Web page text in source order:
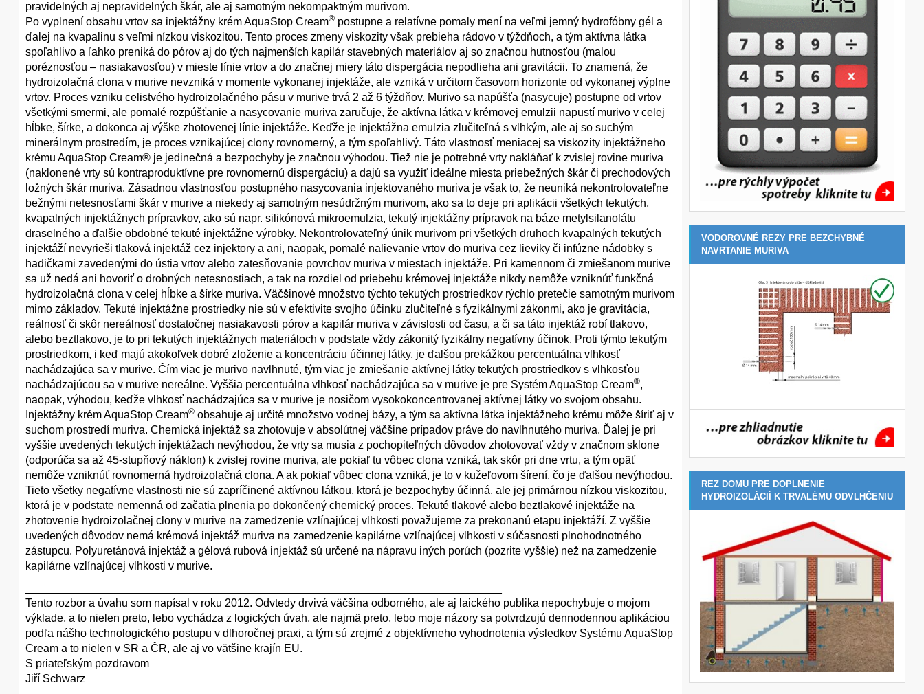
pravidelných aj nepravidelných škár, ale aj samotným nekompaktným murivom.
Po vyplnení obsahu vrtov sa injektážny krém AquaStop Cream® postupne a relatívne pomaly mení na veľmi jemný hydrofóbny gél a
ďalej na kvapalinu s veľmi nízkou viskozitou. Tento proces zmeny viskozity však prebieha rádovo v týždňoch, a tým aktívna látka
spoľahlivo a ľahko preniká do pórov aj do tých najmenších kapilár stavebných materiálov aj so značnou hutnosťou (malou
poréznosťou – nasiakavosťou) v mieste línie vrtov a do značnej miery táto dispergácia nepodlieha ani gravitácii. To znamená, že
hydroizolačná clona v murive nevzniká v momente vykonanej injektáže, ale vzniká v určitom časovom horizonte od vykonanej výplne
vrtov. Proces vzniku celistvého hydroizolačného pásu v murive trvá 2 až 6 týždňov. Murivo sa napúšťa (nasycuje) postupne od vrtov
všetkými smermi, ale pomalé rozpúšťanie a nasycovanie muriva zaručuje, že aktívna látka v krémovej emulzii napustí murivo v celej
hĺbke, šírke, a dokonca aj výške zhotovenej línie injektáže. Keďže je injektážna emulzia zlučiteľná s vlhkým, ale aj so suchým
minerálnym prostredím, je proces vznikajúcej clony rovnomerný, a tým spoľahlivý. Táto vlastnosť meniacej sa viskozity injektážneho
krému AquaStop Cream® je jedinečná a bezpochyby je značnou výhodou. Tiež nie je potrebné vrty nakláňať k zvislej rovine muriva
(naklonené vrty sú kontraproduktívne pre rovnomernú dispergáciu) a dajú sa využiť ideálne miesta priebežných škár či prechodových
ložných škár muriva. Zásadnou vlastnosťou postupného nasycovania injektovaného muriva je však to, že neuniká nekontrolovateľne
bežnými netesnosťami škár v murive a niekedy aj samotným nesúdržným murivom, ako sa to deje pri aplikácii všetkých tekutých,
kvapalných injektážnych prípravkov, ako sú napr. silikónová mikroemulzia, tekutý injektážny prípravok na báze metylsilanolátu
draselného a ďalšie obdobné tekuté injektážne výrobky. Nekontrolovateľný únik murivom pri všetkých druhoch kvapalných tekutých
injektáží nevyrieši tlaková injektáž cez injektory a ani, naopak, pomalé nalievanie vrtov do muriva cez lieviky či infúzne nádobky s
hadičkami zavedenými do ústia vrtov alebo zatesňovanie povrchov muriva v miestach injektáže. Pri kamennom či zmiešanom murive
sa už nedá ani hovoriť o drobných netesnostiach, a tak na rozdiel od priebehu krémovej injektáže nikdy nemôže vzniknúť funkčná
hydroizolačná clona v celej hĺbke a šírke muriva. Väčšinové množstvo týchto tekutých prostriedkov rýchlo pretečie samotným murivom
mimo základov. Tekuté injektážne prostriedky nie sú v efektivite svojho účinku zlučiteľné s fyzikálnymi zákonmi, ako je gravitácia,
reálnosť či skôr nereálnosť dostatočnej nasiakavosti pórov a kapilár muriva v závislosti od času, a či sa táto injektáž robí tlakovo,
alebo beztlakovo, je to pri tekutých injektážnych materiáloch v podstate vždy zákonitý fyzikálny negatívny účinok. Proti týmto tekutým
prostriedkom, i keď majú akokoľvek dobré zloženie a koncentráciu účinnej látky, je ďalšou prekážkou percentuálna vlhkosť
nachádzajúca sa v murive. Čím viac je murivo navlhnuté, tým viac je zmiešanie aktívnej látky tekutých prostriedkov s vlhkosťou
nachádzajúcou sa v murive nereálne. Vyššia percentuálna vlhkosť nachádzajúca sa v murive je pre Systém AquaStop Cream®,
naopak, výhodou, keďže vlhkosť nachádzajúca sa v murive je nosičom vysokokoncentrovanej aktívnej látky vo svojom obsahu.
Injektážny krém AquaStop Cream® obsahuje aj určité množstvo vodnej bázy, a tým sa aktívna látka injektážneho krému môže šíriť aj v
suchom prostredí muriva. Chemická injektáž sa zhotovuje v absolútnej väčšine prípadov práve do navlhnutého muriva. Ďalej je pri
vyššie uvedených tekutých injektážach nevýhodou, že vrty sa musia z pochopiteľných dôvodov zhotovovať vždy v značnom sklone
(odporúča sa až 45-stupňový náklon) k zvislej rovine muriva, ale pokiaľ tu vôbec clona vzniká, tak skôr pri dne vrtu, a tým opäť
nemôže vzniknúť rovnomerná hydroizolačná clona. A ak pokiaľ vôbec clona vzniká, je to v kužeľovom šírení, čo je ďalšou nevýhodou.
Tieto všetky negatívne vlastnosti nie sú zapríčinené aktívnou látkou, ktorá je bezpochyby účinná, ale jej primárnou nízkou viskozitou,
ktorá je v podstate nemenná od začatia plnenia po dokončený chemický proces. Tekuté tlakové alebo beztlakové injektáže na
zhotovenie hydroizolačnej clony v murive na zamedzenie vzlínajúcej vlhkosti považujeme za prekonanú etapu injektáží. Z vyššie
uvedených dôvodov nemá krémová injektáž muriva na zamedzenie kapilárne vzlínajúcej vlhkosti v súčasnosti plnohodnotného
zástupcu. Polyuretánová injektáž a gélová rubová injektáž sú určené na nápravu iných porúch (pozrite vyššie) než na zamedzenie
kapilárne vzlínajúcej vlhkosti v murive.
Tento rozbor a úvahu som napísal v roku 2012. Odvtedy drvivá väčšina odborného, ale aj laického publika nepochybuje o mojom
výklade, a to nielen preto, lebo vychádza z logických úvah, ale najmä preto, lebo moje názory sa potvrdzujú dennodennou aplikáciou
podľa nášho technologického postupu v dlhoročnej praxi, a tým sú zrejmé z objektívneho vyhodnotenia výsledkov Systému AquaStop
Cream a to nielen v SR a ČR, ale aj vo vätšine krajín EU.
S priateľským pozdravom
Jiří Schwarz
VODOROVNÉ REZY PRE BEZCHYBNÉ
NAVRTANIE MURIVA
REZ DOMU PRE DOPLNENIE
HYDROIZOLÁCIÍ K TRVALÉMU ODVLHČENIU